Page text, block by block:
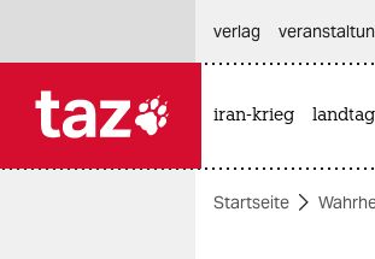
themen
verlag
iran-krieg
Startseite